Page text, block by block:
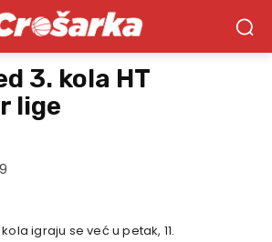
3. kola HT
lige
igraju se već u petak, 11.